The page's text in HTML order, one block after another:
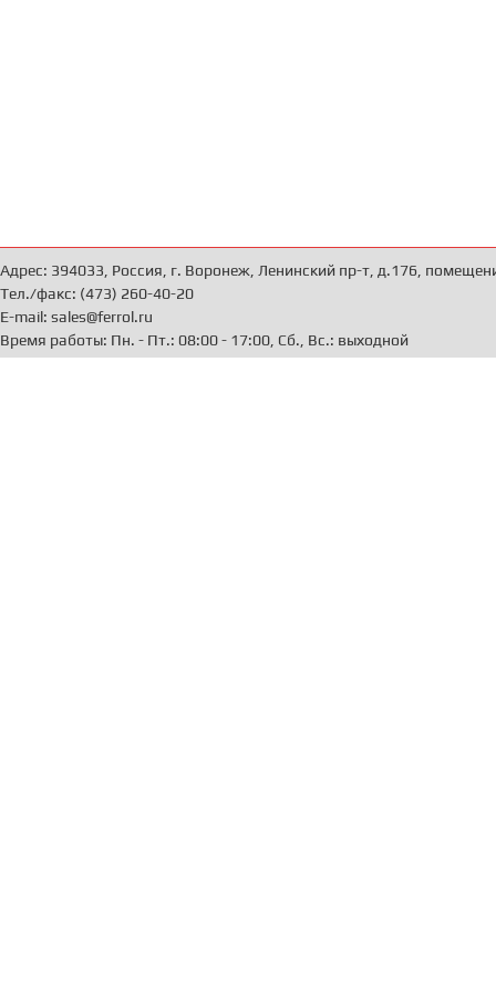
Адрес: 394033, Россия, г. Воронеж, Ленинский пр-т, д.176,
Тел./факс: (473) 260-40-20
E-mail: sales@ferrol.ru
Время работы: Пн. - Пт.: 08:00 - 17:00, Сб., Вс.: выходной